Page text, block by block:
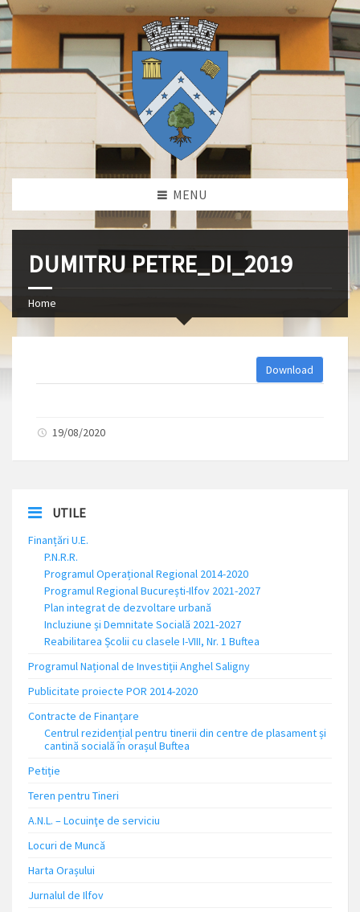
MENU
DUMITRU PETRE_DI_2019
Home
Download
19/08/2020
UTILE
Finanțări U.E.
P.N.R.R.
Programul Operațional Regional 2014-2020
Programul Regional București-Ilfov 2021-2027
Plan integrat de dezvoltare urbană
Incluziune și Demnitate Socială 2021-2027
Reabilitarea Școlii cu clasele I-VIII, Nr. 1 Buftea
Programul Național de Investiții Anghel Saligny
Publicitate proiecte POR 2014-2020
Contracte de Finanțare
Centrul rezidențial pentru tinerii din centre de plasament și
cantină socială în orașul Buftea
Petiție
Teren pentru Tineri
A.N.L. – Locuinţe de serviciu
Locuri de Muncă
Harta Orașului
Jurnalul de Ilfov